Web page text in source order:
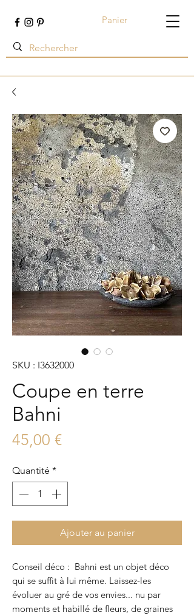
Panier
SKU : I3632000
Coupe en terre
Bahni
45,00 €Prix
Quantité *
Ajouter au panier
Conseil déco : Bahni est un objet déco
qui se suffit à lui même. Laissez-les
évoluer au gré de vos envies... nu par
moments et habillé de fleurs, de graines